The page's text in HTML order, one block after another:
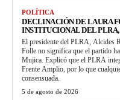
POLÍTICA
DECLINACIÓN DE LAURA
INSTITUCIONAL DEL
El presidente del PLRA, Alcides
Folle no significa que el partido
Mujica. Explicó que el PLRA
Frente Amplio, por lo que
consensuada.
5 de agosto de 2026